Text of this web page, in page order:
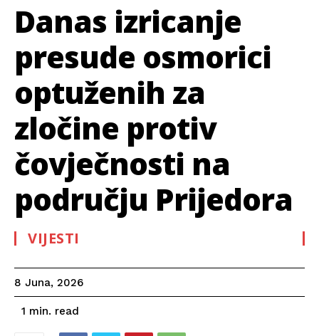
Danas izricanje
presude osmorici
optuženih za
zločine protiv
čovječnosti na
području Prijedora
VIJESTI
8 Juna, 2026
1 min. read